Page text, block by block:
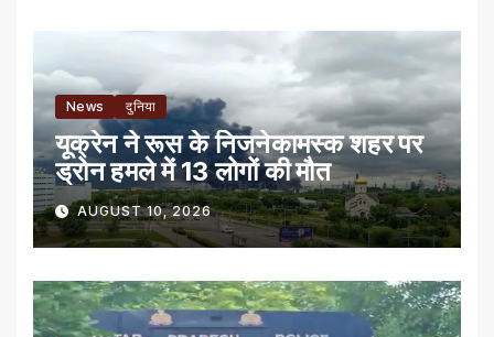
News दुनिया
यूक्रेन ने रूस के निजनेकामस्क शहर पर
ड्रोन हमले में 13 लोगों की मौत
AUGUST 10, 2026